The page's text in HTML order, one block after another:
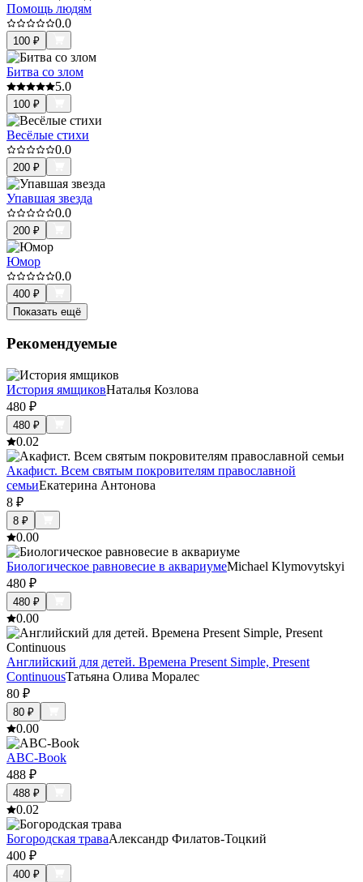
Помощь людям
0.0
100 ₽
Битва со злом
5.0
100 ₽
Весёлые стихи
0.0
200 ₽
Упавшая звезда
0.0
200 ₽
Юмор
0.0
400 ₽
Показать ещё
Рекомендуемые
История ямщиковНаталья Козлова
480 ₽
480 ₽
0.02
Акафист. Всем святым покровителям православной
семьиЕкатерина Антонова
8 ₽
8 ₽
0.00
Биологическое равновесие в аквариумеMichael Klymovytskyi
480 ₽
480 ₽
0.00
Английский для детей. Времена Present Simple, Present
ContinuousТатьяна Олива Моралес
80 ₽
80 ₽
0.00
ABC-Book
488 ₽
488 ₽
0.02
Богородская траваАлександр Филатов-Тоцкий
400 ₽
400 ₽